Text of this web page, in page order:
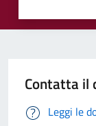
Contatta il
Leggi le